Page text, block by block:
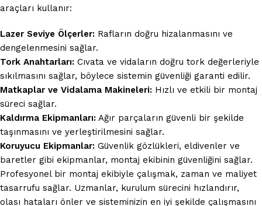
araçları kullanır:
Lazer Seviye Ölçerler: Rafların doğru hizalanmasını ve
dengelenmesini sağlar.
Tork Anahtarları: Cıvata ve vidaların doğru tork değerleriyle
sıkılmasını sağlar, böylece sistemin güvenliği garanti edilir.
Matkaplar ve Vidalama Makineleri: Hızlı ve etkili bir montaj
süreci sağlar.
Kaldırma Ekipmanları: Ağır parçaların güvenli bir şekilde
taşınmasını ve yerleştirilmesini sağlar.
Koruyucu Ekipmanlar: Güvenlik gözlükleri, eldivenler ve
baretler gibi ekipmanlar, montaj ekibinin güvenliğini sağlar.
Profesyonel bir montaj ekibiyle çalışmak, zaman ve maliyet
tasarrufu sağlar. Uzmanlar, kurulum sürecini hızlandırır,
olası hataları önler ve sisteminizin en iyi şekilde çalışmasını